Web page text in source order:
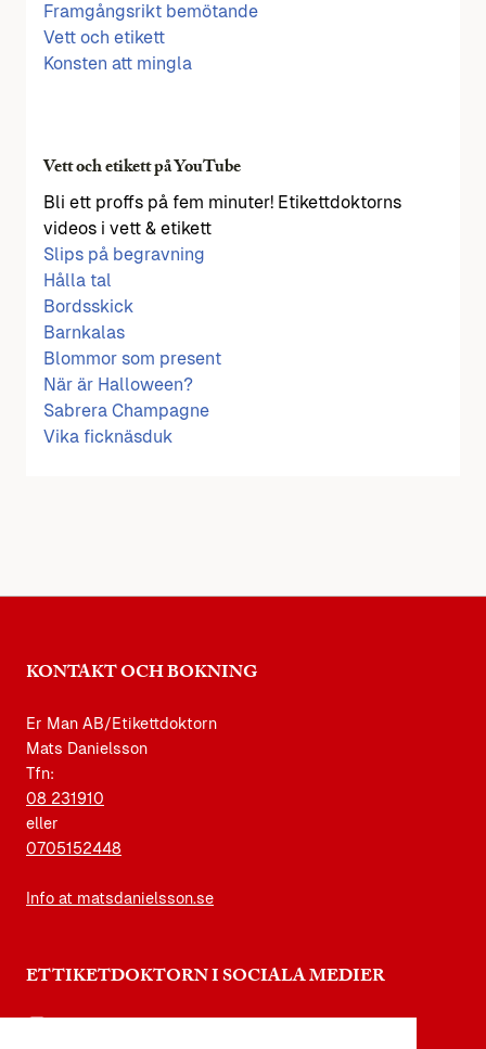
Framgångsrikt bemötande
Vett och etikett
Konsten att mingla
Vett och etikett på YouTube
Bli ett proffs på fem minuter! Etikettdoktorns
videos i vett & etikett
Slips på begravning
Hålla tal
Bordsskick
Barnkalas
Blommor som present
När är Halloween?
Sabrera Champagne
Vika ficknäsduk
KONTAKT OCH BOKNING
Er Man AB/Etikettdoktorn
Mats Danielsson
Tfn:
08 231910
eller
0705152448
Info at matsdanielsson.se
ETTIKETDOKTORN I SOCIALA MEDIER